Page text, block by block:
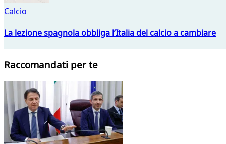
Calcio
La lezione spagnola obbliga l’Italia del calcio a cambiare
Raccomandati per te